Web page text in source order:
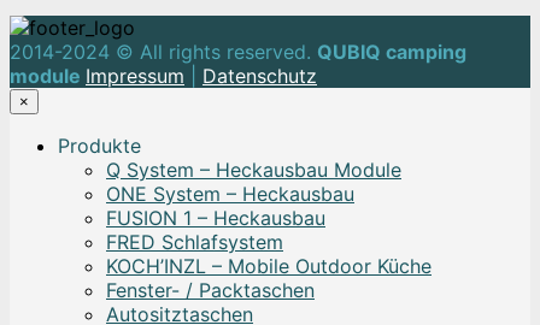
2014-2024 © All rights reserved. QUBIQ camping
module Impressum Datenschutz
×
Produkte
Q System – Heckausbau Module
ONE System – Heckausbau
FUSION 1 – Heckausbau
FRED Schlafsystem
KOCH’INZL – Mobile Outdoor Küche
Fenster- / Packtaschen
Autositztaschen